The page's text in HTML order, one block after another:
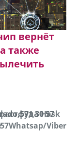
вернёт
также
Hask
Viber
30 57